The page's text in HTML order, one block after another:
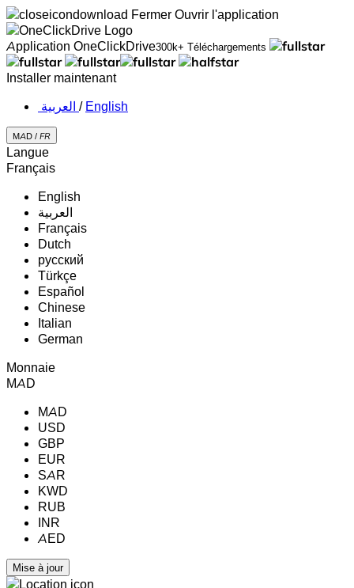
Fermer Ouvrir l'application
Application OneClickDrive300k+ Téléchargements
Installer maintenant
‏العربية ‏ / English
MAD / FR
Langue
Français
English
‏العربية‏
Français
Dutch
русский
Türkçe
Español
Chinese
Italian
German
Monnaie
MAD
MAD
USD
GBP
EUR
SAR
KWD
RUB
INR
AED